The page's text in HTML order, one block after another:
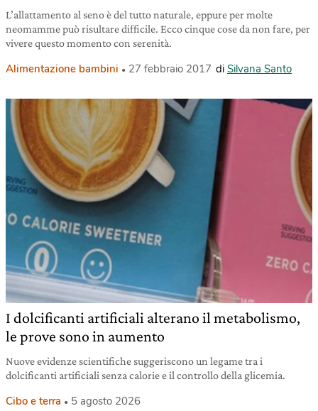
L’allattamento al seno è del tutto naturale, eppure per molte
neomamme può risultare difficile. Ecco cinque cose da non fare, per
vivere questo momento con serenità.
Alimentazione bambini 27 febbraio 2017 di Silvana Santo
I dolcificanti artificiali alterano il metabolismo,
le prove sono in aumento
Nuove evidenze scientifiche suggeriscono un legame tra i
dolcificanti artificiali senza calorie e il controllo della glicemia.
Cibo e terra 5 agosto 2026